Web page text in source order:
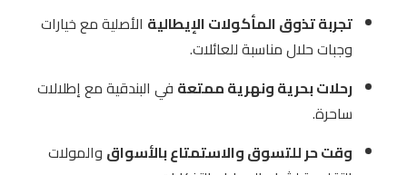
تجربة تذوق المأكولات الإيطالية الأصلية مع خيارات
وجبات حلال مناسبة للعائلات.
رحلات بحرية ونهرية ممتعة في البندقية مع إطلالات
ساحرة.
وقت حر للتسوق والاستمتاع بالأسواق والمولات